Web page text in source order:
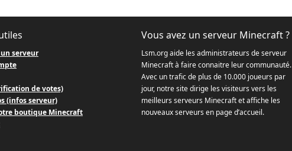
serveur
de votes)
(infos serveur)
boutique Minecraft
Vous avez un serveur Minecraft ?
Lsm.org aide les administrateurs de serveur
Minecraft à faire connaitre leur communauté.
Avec un trafic de plus de 10.000 joueurs par
jour, notre site dirige les visiteurs vers les
meilleurs serveurs Minecraft et affiche les
nouveaux serveurs en page d’accueil.